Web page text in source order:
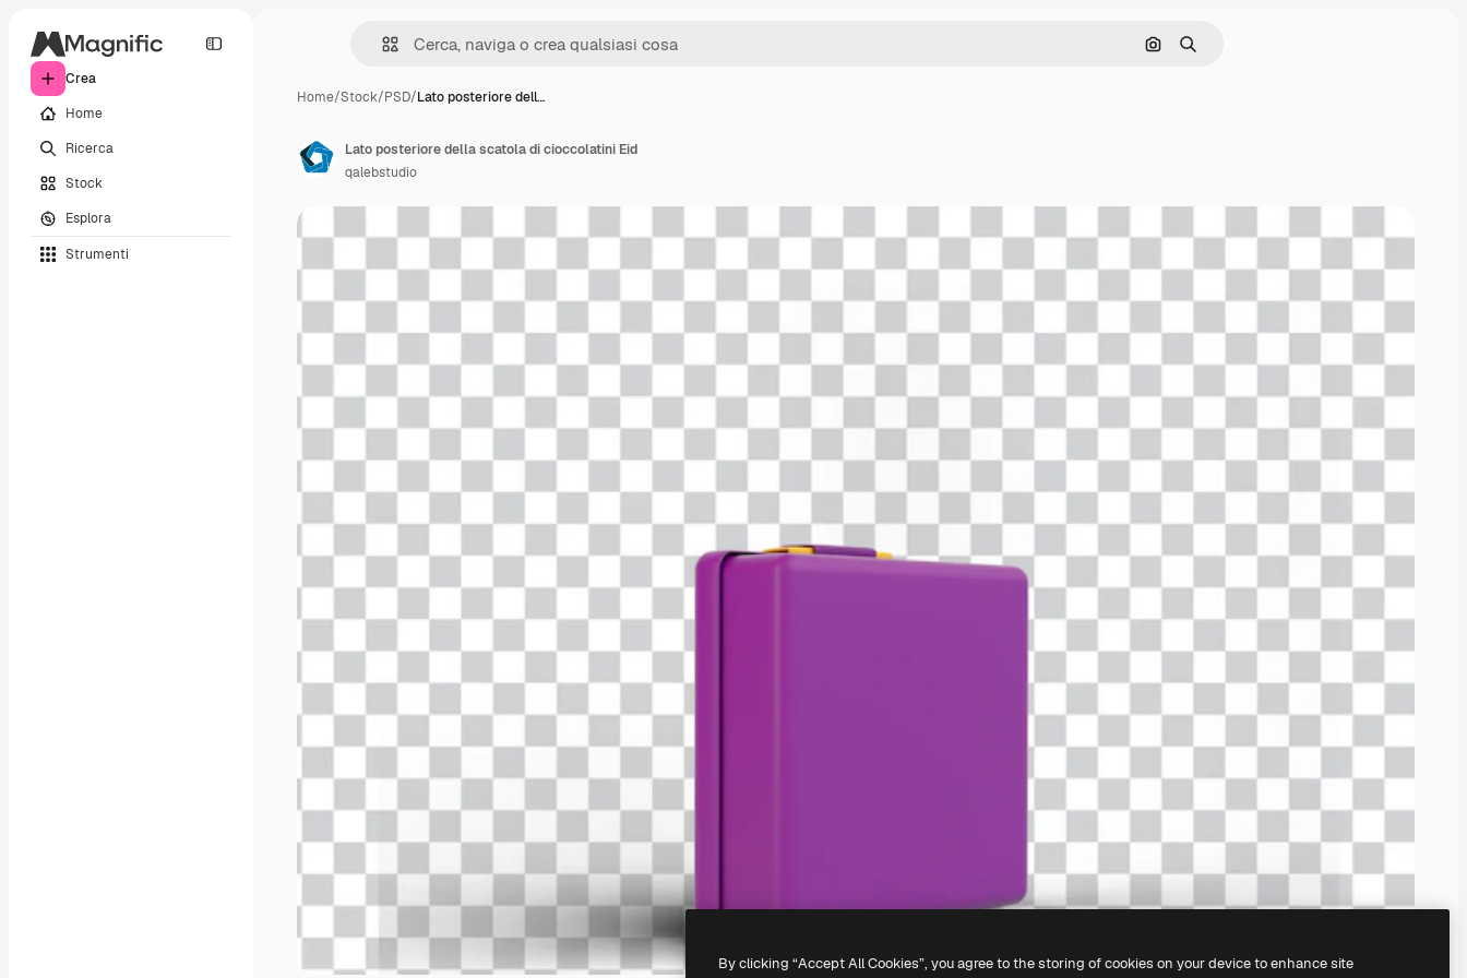
Crea
Home
Ricerca
Stock
Esplora
Strumenti
Cerca per immagine
Ricerca
Home/Stock/PSD/Lato posteriore dell…
Lato posteriore della scatola di cioccolatini Eid
qalebstudio
By clicking “Accept All Cookies”, you agree to the storing of cookies on your device to enhance site